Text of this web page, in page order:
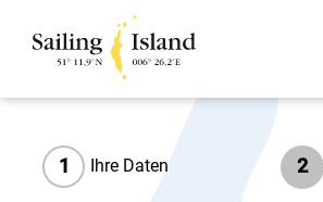
1 Ihre Daten 2